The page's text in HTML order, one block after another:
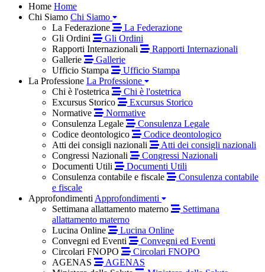
Home Home
Chi Siamo Chi Siamo
La Federazione
La Federazione
Gli Ordini
Gli Ordini
Rapporti Internazionali
Rapporti Internazionali
Gallerie
Gallerie
Ufficio Stampa
Ufficio Stampa
La Professione La Professione
Chi è l'ostetrica
Chi è l'ostetrica
Excursus Storico
Excursus Storico
Normative
Normative
Consulenza Legale
Consulenza Legale
Codice deontologico
Codice deontologico
Atti dei consigli nazionali
Atti dei consigli nazionali
Congressi Nazionali
Congressi Nazionali
Documenti Utili
Documenti Utili
Consulenza contabile e fiscale
Consulenza contabile
e fiscale
Approfondimenti Approfondimenti
Settimana allattamento materno
Settimana
allattamento materno
Lucina Online
Lucina Online
Convegni ed Eventi
Convegni ed Eventi
Circolari FNOPO
Circolari FNOPO
AGENAS
AGENAS